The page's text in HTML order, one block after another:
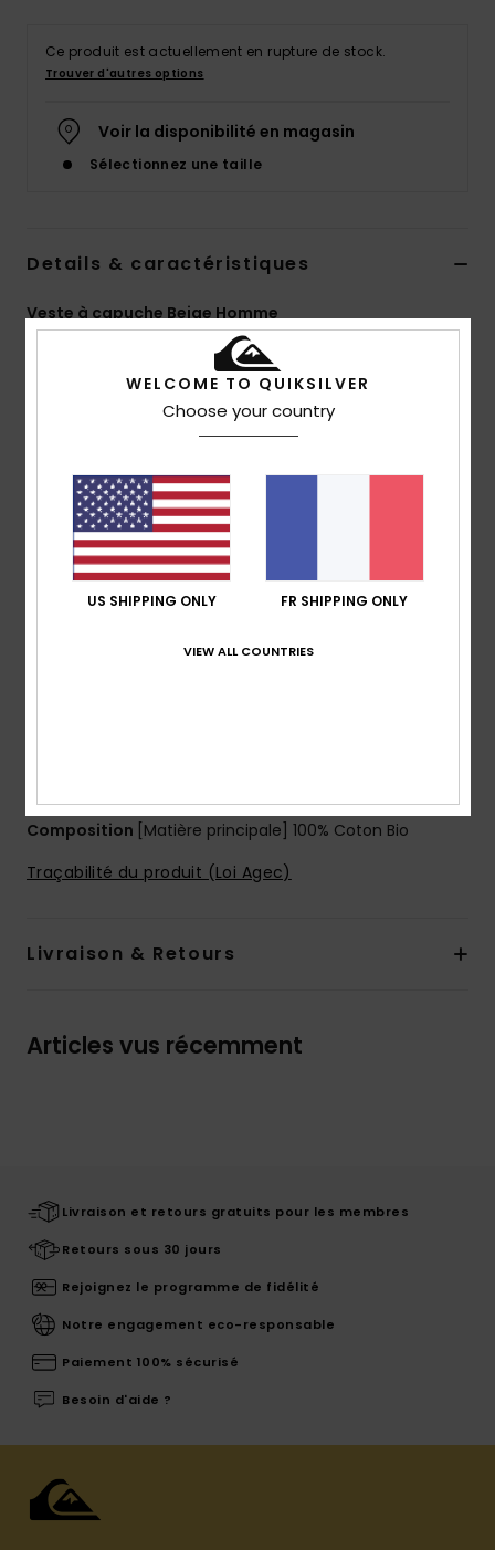
Ce produit est actuellement en rupture de stock.
Trouver d'autres options
Voir la disponibilité en magasin
Sélectionnez une taille
Details & caractéristiques
Veste à capuche Beige Homme
Code couleur
Caractéristiques
coupe :coupe regular
capuche :capuche 3 pans
Doublure :pas de doublure
Encolure :encolure à capuche
Manches :manches longues
Composition [Matière principale] 100% Coton Bio
Traçabilité du produit (Loi Agec)
Livraison & Retours
Articles vus récemment
Livraison et retours gratuits pour les membres
Retours sous 30 jours
Rejoignez le programme de fidélité
Notre engagement eco-responsable
Paiement 100% sécurisé
Besoin d'aide ?
WELCOME TO QUIKSILVER
Choose your country
US SHIPPING ONLY FR SHIPPING ONLY
VIEW ALL COUNTRIES